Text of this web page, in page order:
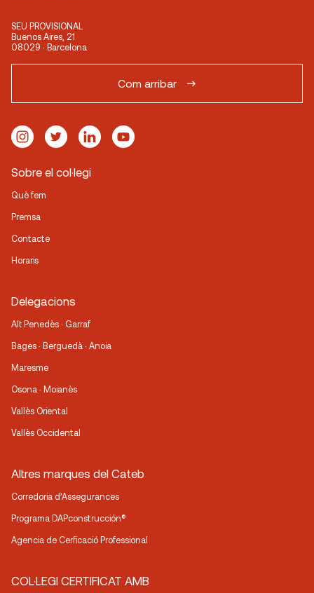
SEU PROVISIONAL
Buenos Aires, 21
08029 · Barcelona
Com arribar
Sobre el col·legi
Què fem
Premsa
Contacte
Horaris
Delegacions
Alt Penedès · Garraf
Bages · Berguedà · Anoia
Maresme
Osona · Moianès
Vallès Oriental
Vallès Occidental
Altres marques del Cateb
Corredoria d’Assegurances
Programa DAPconstrucción®
Agencia de Cerficació Professional
COL·LEGI CERTIFICAT AMB